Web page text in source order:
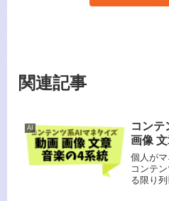
関連記事
AI
コンテ
画像
個人が
コンテ
る限り